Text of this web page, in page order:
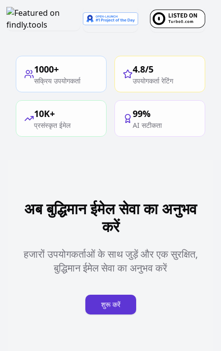
1000+
सक्रिय उपयोगकर्ता
4.8/5
उपयोगकर्ता रेटिंग
10K+
प्रसंस्कृत ईमेल
99%
AI सटीकता
अब बुद्धिमान ईमेल सेवा का अनुभव
करें
हजारों उपयोगकर्ताओं के साथ जुड़ें और एक सुरक्षित,
बुद्धिमान ईमेल सेवा का अनुभव करें
शुरू करें